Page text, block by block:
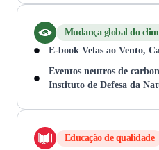
Mudança global do
E-book Velas ao Vento,
Eventos neutros de
Instituto de Defesa da
Educação de qualidade